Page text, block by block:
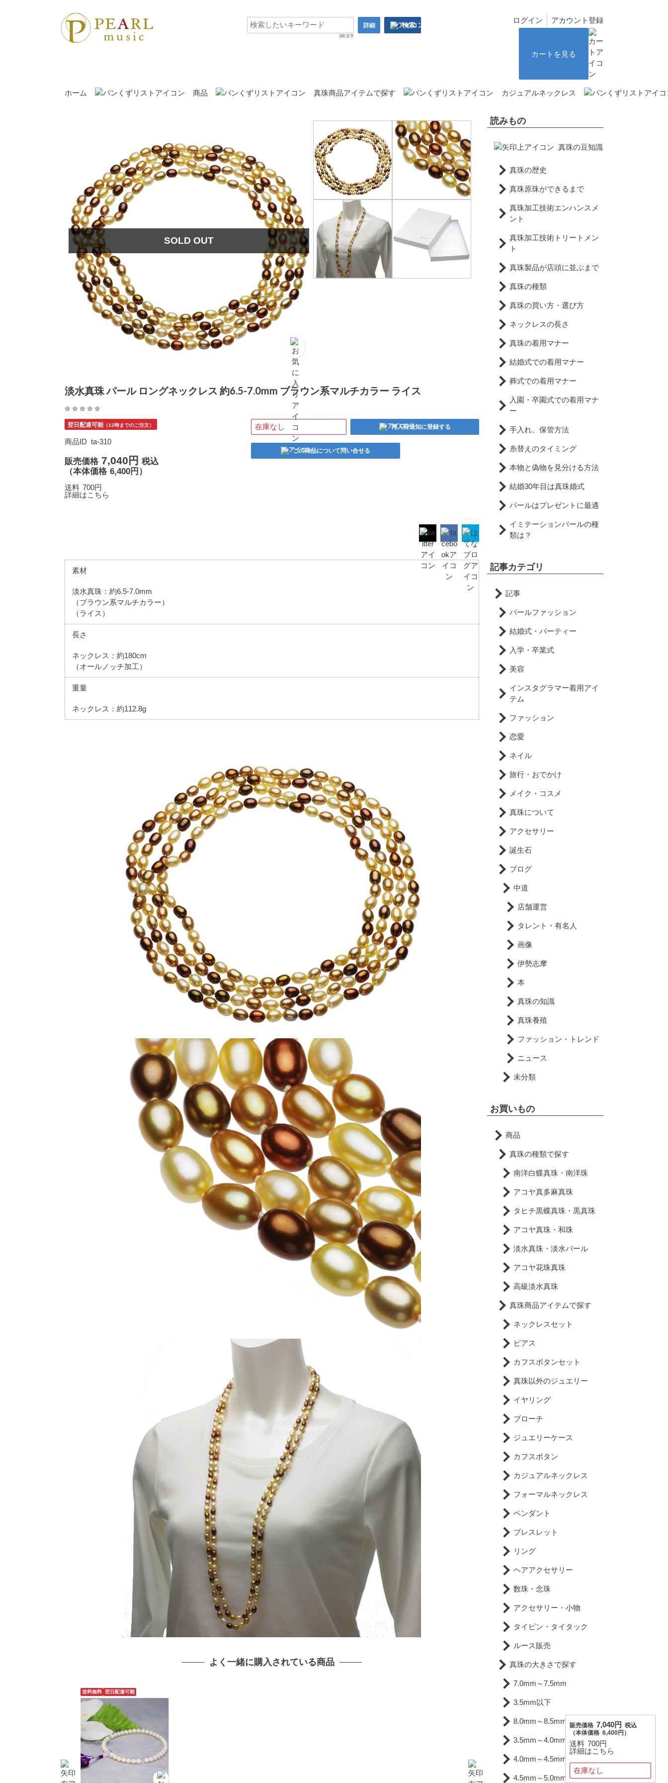
100 文字
詳細 検索
ログイン アカウント登録
カートを見る
ホーム 商品 真珠商品アイテムで探す カジュアルネックレス
SOLD OUT
淡水真珠 パール ロングネックレス 約6.5-7.0mm ブラウン系マルチカラー ライス
翌日配達可能（12時までのご注文）
商品ID ta-310
販売価格 7,040円 税込
（本体価格 6,400円）
送料 700円
詳細はこちら
在庫なし 再入荷通知に登録する
この商品について問い合せる
素材
淡水真珠：約6.5-7.0mm
（ブラウン系マルチカラー）
（ライス）
長さ
ネックレス：約180cm
（オールノッチ加工）
重量
ネックレス：約112.8g
よく一緒に購入されている商品
送料無料 翌日配達可能
読みもの
真珠の豆知識
真珠の歴史
真珠原珠ができるまで
真珠加工技術エンハンスメ
ント
真珠加工技術トリートメン
ト
真珠製品が店頭に並ぶまで
真珠の種類
真珠の買い方・選び方
ネックレスの長さ
真珠の着用マナー
結婚式での着用マナー
葬式での着用マナー
入園・卒園式での着用マナ
ー
手入れ、保管方法
糸替えのタイミング
本物と偽物を見分ける方法
結婚30年目は真珠婚式
パールはプレゼントに最適
イミテーションパールの種
類は？
記事カテゴリ
記事
パールファッション
結婚式・パーティー
入学・卒業式
美容
インスタグラマー着用アイ
テム
ファッション
恋愛
ネイル
旅行・おでかけ
メイク・コスメ
真珠について
アクセサリー
誕生石
ブログ
中道
店舗運営
タレント・有名人
画像
伊勢志摩
本
真珠の知識
真珠養殖
ファッション・トレンド
ニュース
未分類
お買いもの
商品
真珠の種類で探す
南洋白蝶真珠・南洋珠
アコヤ真多麻真珠
タヒチ黒蝶真珠・黒真珠
アコヤ真珠・和珠
淡水真珠・淡水パール
アコヤ花珠真珠
高級淡水真珠
真珠商品アイテムで探す
ネックレスセット
ピアス
カフスボタンセット
真珠以外のジュエリー
イヤリング
ブローチ
ジュエリーケース
カフスボタン
カジュアルネックレス
フォーマルネックレス
ペンダント
ブレスレット
リング
ヘアアクセサリー
数珠・念珠
アクセサリー・小物
タイピン・タイタック
ルース販売
真珠の大きさで探す
7.0mm～7.5mm
3.5mm以下
8.0mm～8.5mm
3.5mm～4.0mm
4.0mm～4.5mm
4.5mm～5.0mm
販売価格 7,040円 税込
（本体価格 6,400円）
送料 700円
詳細はこちら
在庫なし